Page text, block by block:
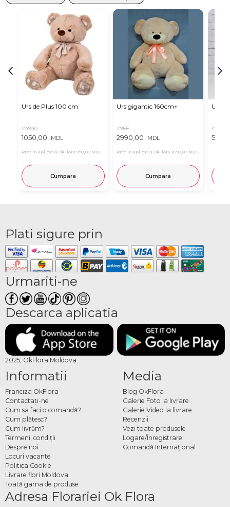
Urs de Plus 100 cm
#4940
1050,00 MDL
Pret in aplicatia OkFlora 999,00 MDL
Cumpara
Urs gigantic 160cm↑
#966
2990,00 MDL
Pret in aplicatia OkFlora 2890,00 MDL
Cumpara
Urs
#11
Plati sigure prin
Urmariti-ne
Descarca aplicatia
2025, OkFlora Moldova
Informatii
Franciza OkFlora
Contactaţi-ne
Cum sa faci o comandă?
Cum plătesc?
Cum livrăm?
Termeni, condiţii
Despre noi
Locuri vacante
Politica Cookie
Livrare flori Moldova
Toată gama de produse
Media
Blog OkFlora
Galerie Foto la livrare
Galerie Video la livrare
Recenzii
Vezi toate produsele
Logare/Înregistrare
Comandă Internațional
Adresa Florariei Ok Flora